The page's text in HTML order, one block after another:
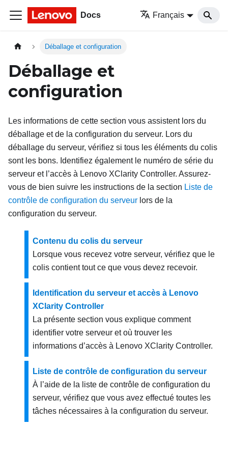
Docs Français
Déballage et configuration
Déballage et
configuration
Les informations de cette section vous assistent lors du
déballage et de la configuration du serveur. Lors du
déballage du serveur, vérifiez si tous les éléments du colis
sont les bons. Identifiez également le numéro de série du
serveur et l’accès à Lenovo XClarity Controller. Assurez-
vous de bien suivre les instructions de la section Liste de
contrôle de configuration du serveur lors de la
configuration du serveur.
Contenu du colis du serveur
Lorsque vous recevez votre serveur, vérifiez que le
colis contient tout ce que vous devez recevoir.
Identification du serveur et accès à Lenovo
XClarity Controller
La présente section vous explique comment
identifier votre serveur et où trouver les
informations d’accès à Lenovo XClarity Controller.
Liste de contrôle de configuration du serveur
À l’aide de la liste de contrôle de configuration du
serveur, vérifiez que vous avez effectué toutes les
tâches nécessaires à la configuration du serveur.